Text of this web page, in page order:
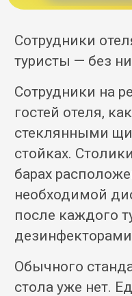
Сотрудники
туристы — без
Сотрудники на
гостей отеля,
стеклянными
стойках.
барах
необходимой
после каждого
Обычного
стола уже нет.